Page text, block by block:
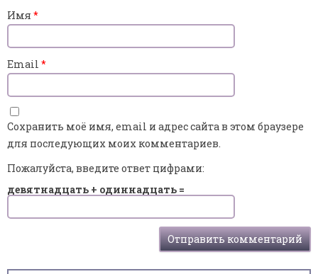
Имя *
Email *
Сохранить моё имя, email и адрес сайта в этом браузере
для последующих моих комментариев.
Пожалуйста, введите ответ цифрами:
девятнадцать + одиннадцать =